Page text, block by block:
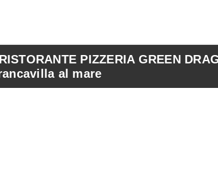
PIZZERIA GREEN
al mare